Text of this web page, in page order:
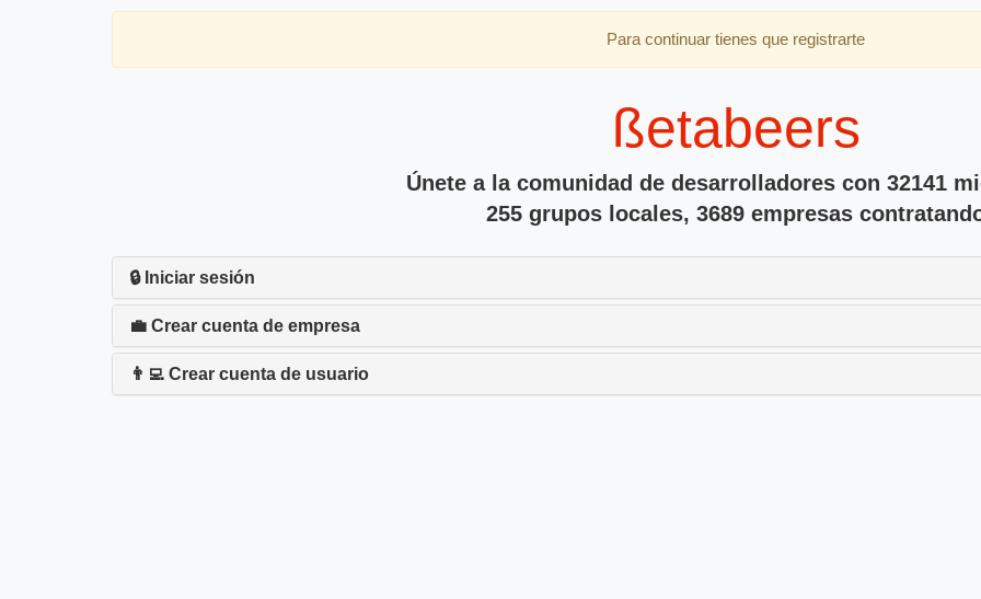
Para continuar tienes que registrarte
ßetabeers
Únete a la comunidad de desarrolladores con 32141
255 grupos locales, 3689 empresas
🔒 Iniciar sesión
💼 Crear cuenta de empresa
👨‍💻 Crear cuenta de usuario